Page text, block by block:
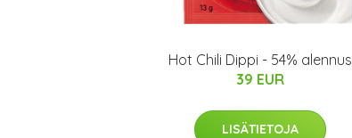
Hot Chili Dippi - 54% alennus
39 EUR
LISÄTIETOJA